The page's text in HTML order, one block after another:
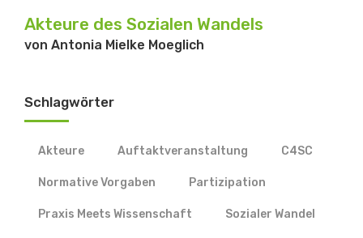
Akteure des Sozialen Wandels
von Antonia Mielke Moeglich
Schlagwörter
Akteure Auftaktveranstaltung C4SC
Normative Vorgaben Partizipation
Praxis Meets Wissenschaft Sozialer Wandel